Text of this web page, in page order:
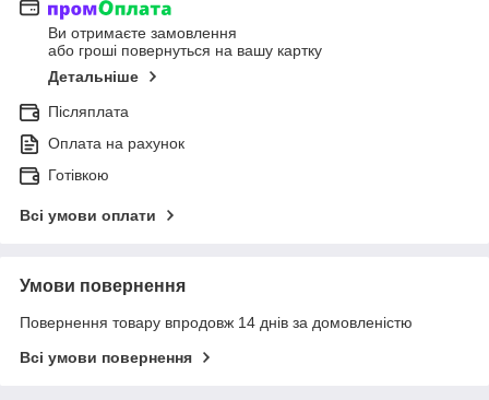
Ви отримаєте замовлення
або гроші повернуться на вашу картку
Детальніше
Післяплата
Оплата на рахунок
Готівкою
Всі умови оплати
Умови повернення
Повернення товару впродовж 14 днів за домовленістю
Всі умови повернення